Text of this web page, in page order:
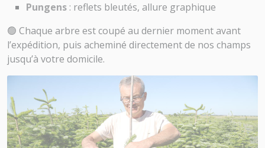
Pungens : reflets bleutés, allure graphique
🟢 Chaque arbre est coupé au dernier moment avant
l’expédition, puis acheminé directement de nos champs
jusqu’à votre domicile.